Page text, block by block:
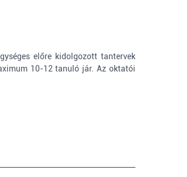
előre kidolgozott tantervek
10-12 tanuló jár. Az oktatói